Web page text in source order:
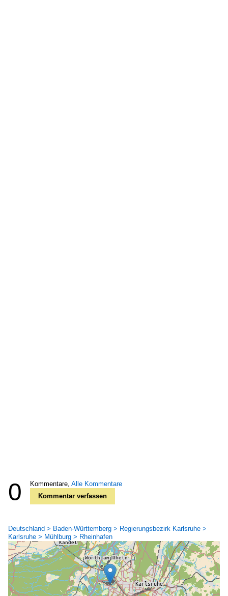
0 Kommentare, Alle Kommentare
Kommentar verfassen
Deutschland > Baden-Württemberg > Regierungsbezirk Karlsruhe >
Karlsruhe > Mühlburg > Rheinhafen